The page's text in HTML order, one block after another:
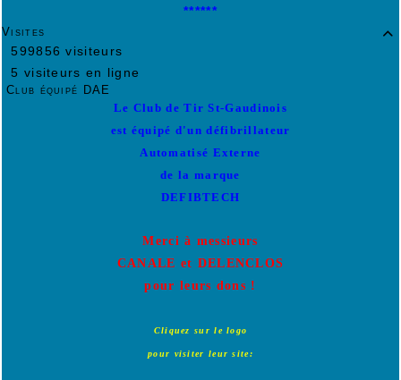
******

Visites
599856 visiteurs
5 visiteurs en ligne
Club équipé DAE
Le Club de Tir St-Gaudinois
est équipé d'un défibrillateur
Automatisé Externe
de la marque
DEFIBTECH
Merci à messieurs
CANALE et DELENCLOS
pour leurs dons !
Cliquez sur le logo
pour visiter leur site: